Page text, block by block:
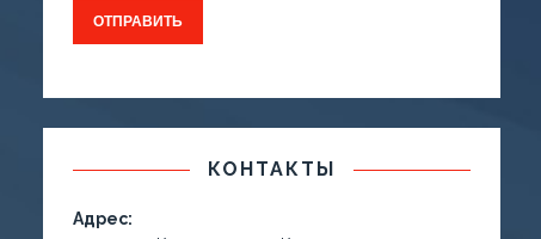
КОНТАКТЫ
Адрес: